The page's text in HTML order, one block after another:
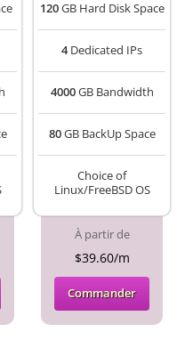
120GB Hard Disk Space
4Dedicated IPs
4000GB Bandwidth
80GB BackUp Space
Choice of
Linux/FreeBSD OS
À partir de
$39.60/m
Commander